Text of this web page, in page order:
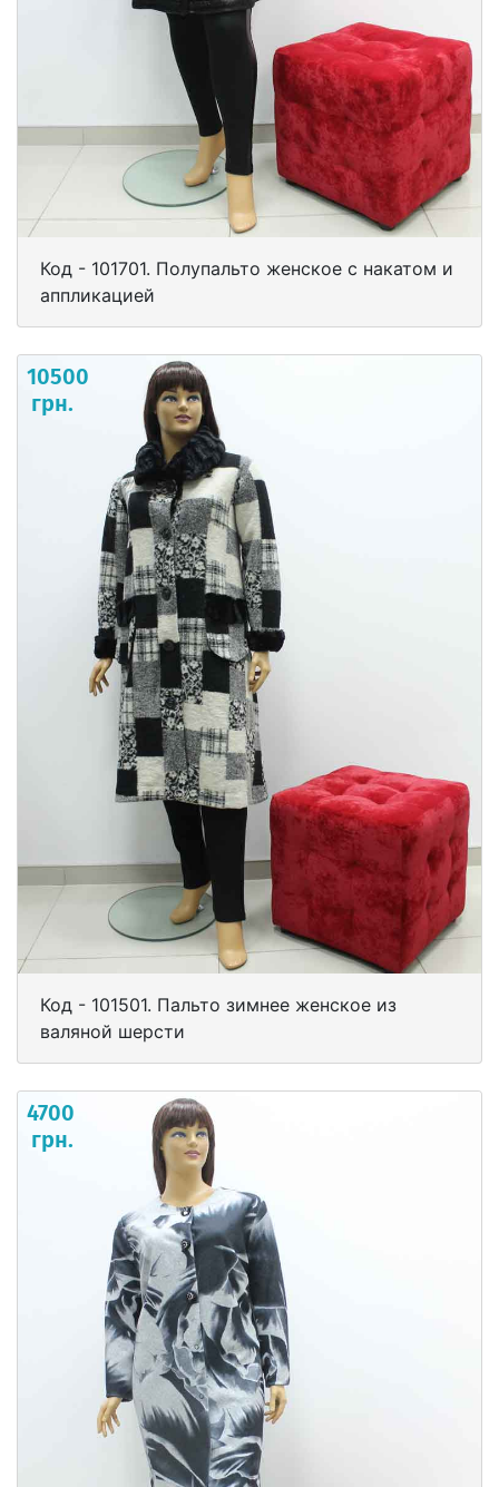
Код - 101701. Полупальто женское с накатом и
аппликацией
10500
грн.
Код - 101501. Пальто зимнее женское из
валяной шерсти
4700
грн.